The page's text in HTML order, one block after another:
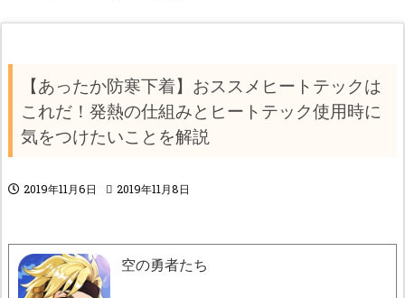
【あったか防寒下着】おススメヒートテックは
これだ！発熱の仕組みとヒートテック使用時に
気をつけたいことを解説
2019年11月6日 2019年11月8日
空の勇者たち